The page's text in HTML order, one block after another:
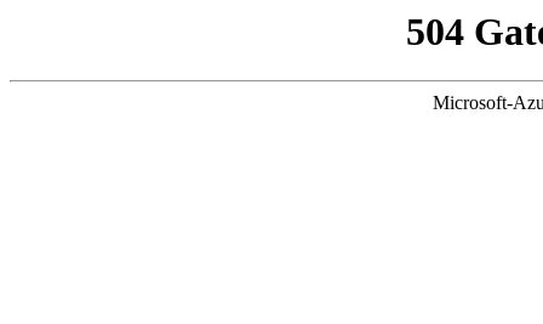
504
Microsoft-